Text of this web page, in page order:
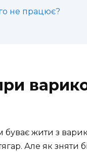
не працює?
буває жити з
Але як зняти